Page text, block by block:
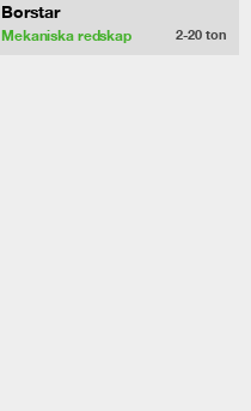
Borstar
Mekaniska redskap 2-20 ton